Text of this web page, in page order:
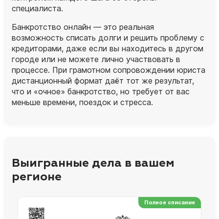
специалиста.
Банкротство онлайн — это реальная
возможность списать долги и решить проблему с
кредиторами, даже если вы находитесь в другом
городе или не можете лично участвовать в
процессе. При грамотном сопровождении юриста
дистанционный формат даёт тот же результат,
что и «очное» банкротство, но требует от вас
меньше времени, поездок и стресса.
Выигранные дела в вашем
регионе
Полное списание